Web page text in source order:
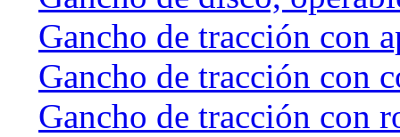
Gancho de tracción con
Gancho de tracción con
Gancho de tracción con